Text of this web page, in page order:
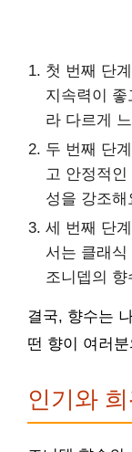
첫 번째 단
지속력이
라 다르게
두 번째 단
고 안정적
성을 강조해
세 번째 단
서는 클래
조니뎁의
결국, 향수는
떤 향이 여러
인기와